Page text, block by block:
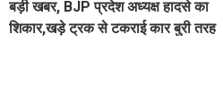
बड़ी खबर, BJP प्रदेश अध्यक्ष हादसे का
शिकार,खड़े ट्रक से टकराई कार बुरी तरह